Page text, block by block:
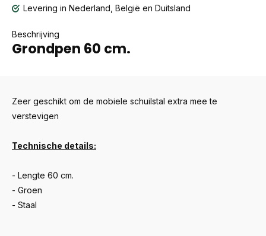
Levering in Nederland, België en Duitsland
Beschrijving
Grondpen 60 cm.
Zeer geschikt om de mobiele schuilstal extra mee te
verstevigen
Technische details:
- Lengte 60 cm.
- Groen
- Staal